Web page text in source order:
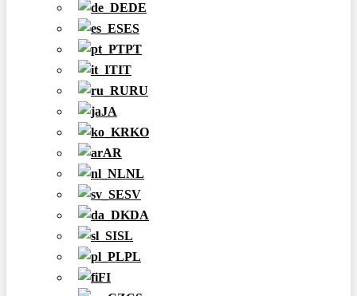
DE
ES
PT
IT
RU
JA
KO
AR
NL
SV
DA
SL
PL
FI